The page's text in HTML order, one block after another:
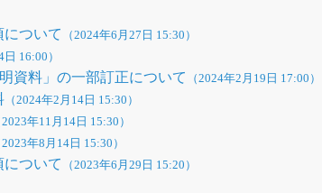
ついて
（2024年6月27日 15:30）
日 16:00）
資料」の一部訂正について （2024年2月19日 17:00）
（2024年2月14日 15:30）
2023年11月14日 15:30）
2023年8月14日 15:30）
ついて
（2023年6月29日 15:20）